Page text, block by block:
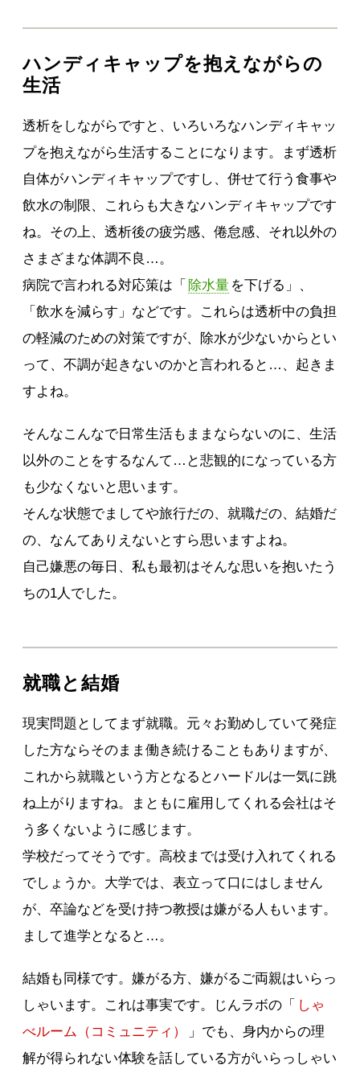
ハンディキャップを抱えながらの
生活
透析をしながらですと、いろいろなハンディキャッ
プを抱えながら生活することになります。まず透析
自体がハンディキャップですし、併せて行う食事や
飲水の制限、これらも大きなハンディキャップです
ね。その上、透析後の疲労感、倦怠感、それ以外の
さまざまな体調不良…。
病院で言われる対応策は「 除水量 を下げる」、
「飲水を減らす」などです。これらは透析中の負担
の軽減のための対策ですが、除水が少ないからとい
って、不調が起きないのかと言われると…、起きま
すよね。
そんなこんなで日常生活もままならないのに、生活
以外のことをするなんて…と悲観的になっている方
も少なくないと思います。
そんな状態でましてや旅行だの、就職だの、結婚だ
の、なんてありえないとすら思いますよね。
自己嫌悪の毎日、私も最初はそんな思いを抱いたう
ちの1人でした。
就職と結婚
現実問題としてまず就職。元々お勤めしていて発症
した方ならそのまま働き続けることもありますが、
これから就職という方となるとハードルは一気に跳
ね上がりますね。まともに雇用してくれる会社はそ
う多くないように感じます。
学校だってそうです。高校までは受け入れてくれる
でしょうか。大学では、表立って口にはしません
が、卒論などを受け持つ教授は嫌がる人もいます。
まして進学となると…。
結婚も同様です。嫌がる方、嫌がるご両親はいらっ
しゃいます。これは事実です。じんラボの「 しゃ
べルーム（コミュニティ）
」でも、身内からの理
解が得られない体験を話している方がいらっしゃい